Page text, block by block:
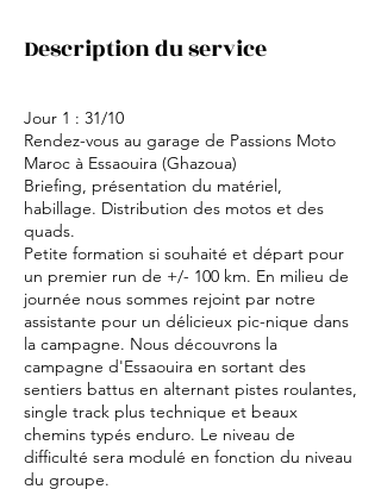
Description du service
Jour 1 : 31/10
Rendez-vous au garage de Passions Moto
Maroc à Essaouira (Ghazoua)
Briefing, présentation du matériel,
habillage. Distribution des motos et des
quads.
Petite formation si souhaité et départ pour
un premier run de +/- 100 km. En milieu de
journée nous sommes rejoint par notre
assistante pour un délicieux pic-nique dans
la campagne. Nous découvrons la
campagne d'Essaouira en sortant des
sentiers battus en alternant pistes roulantes,
single track plus technique et beaux
chemins typés enduro. Le niveau de
difficulté sera modulé en fonction du niveau
du groupe.